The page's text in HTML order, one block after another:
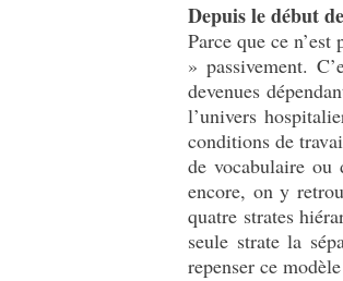
Depuis le début
Parce que ce
» passivement.
devenues
l’univers
conditions de
de vocabulaire ou
encore, on y
quatre strates
seule strate la
repenser ce